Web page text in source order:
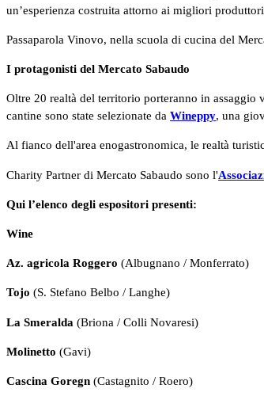
un’esperienza costruita attorno ai migliori
Passaparola Vinovo, nella scuola di cucina del
I protagonisti del Mercato Sabaudo
Oltre 20 realtà del territorio porteranno in
cantine sono state selezionate da Wineppy, una
Al fianco dell'area enogastronomica, le realtà
Charity Partner di Mercato Sabaudo sono l'
Qui l’elenco degli espositori presenti:
Wine
Az. agricola Roggero (Albugnano / Monferrato)
Tojo (S. Stefano Belbo / Langhe)
La Smeralda (Briona / Colli Novaresi)
Molinetto (Gavi)
Cascina Goregn (Castagnito / Roero)